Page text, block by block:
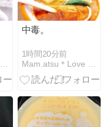
お弁当と中学生ﾏﾏのﾂﾌﾞﾔｷ
中毒。
1時間20分前